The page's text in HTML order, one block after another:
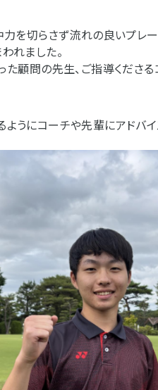
力を切らさず流れの良いプレ
れました。
た顧問の先生、ご指導くださ
うにコーチや先輩にアドバ